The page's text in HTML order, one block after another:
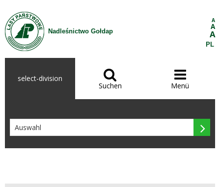
Zum Inhalt wechseln
Nadleśnictwo Gołdap
A
A
A
PL
select-division 
Suchen

Menü
